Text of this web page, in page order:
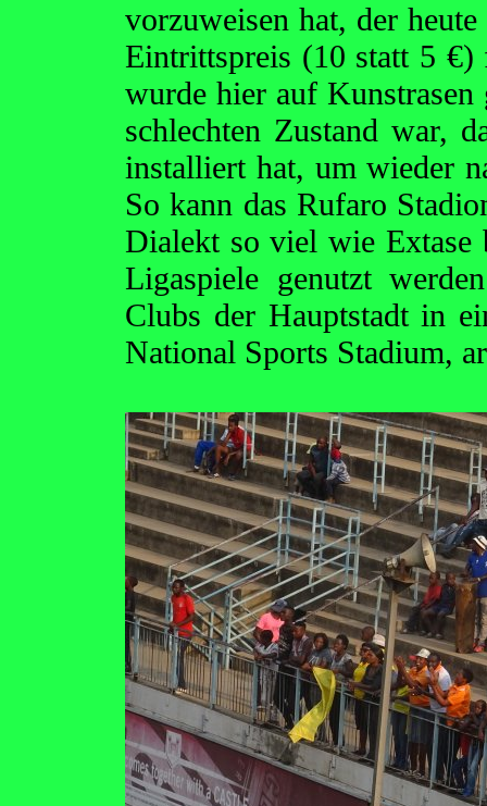
vorzuweisen hat, der
Eintrittspreis (10 statt 5
wurde hier auf
schlechten Zustand war,
installiert hat, um wieder
So kann das Rufaro
Dialekt so viel wie Extase
Ligaspiele genutzt
Clubs der Hauptstadt in
National Sports Stadium,